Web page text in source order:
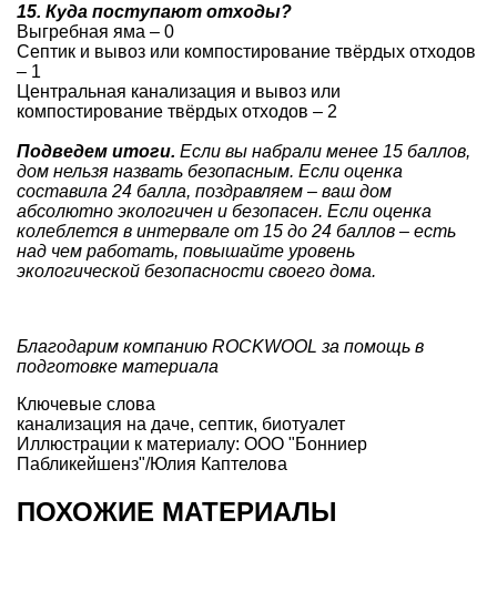
15. Куда поступают отходы?
Выгребная яма – 0
Септик и вывоз или компостирование твёрдых отходов
– 1
Центральная канализация и вывоз или
компостирование твёрдых отходов – 2
Подведем итоги. Если вы набрали менее 15 баллов,
дом нельзя назвать безопасным. Если оценка
составила 24 балла, поздравляем – ваш дом
абсолютно экологичен и безопасен. Если оценка
колеблется в интервале от 15 до 24 баллов – есть
над чем работать, повышайте уровень
экологической безопасности своего дома.
Благодарим компанию ROCKWOOL за помощь в
подготовке материала
Ключевые слова
канализация на даче, септик, биотуалет
Иллюстрации к материалу: ООО "Бонниер
Пабликейшенз"/Юлия Каптелова
ПОХОЖИЕ МАТЕРИАЛЫ